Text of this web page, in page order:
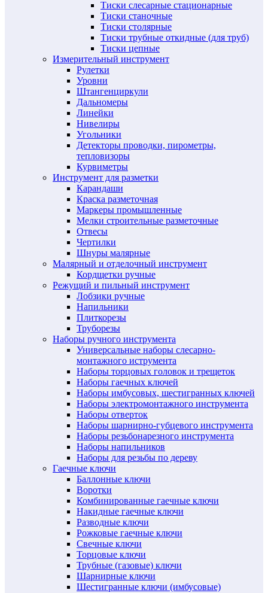
Тиски слесарные стационарные
Тиски станочные
Тиски столярные
Тиски трубные откидные (для труб)
Тиски цепные
Измерительный инструмент
Рулетки
Уровни
Штангенциркули
Дальномеры
Линейки
Нивелиры
Угольники
Детекторы проводки, пирометры,
тепловизоры
Курвиметры
Инструмент для разметки
Карандаши
Краска разметочная
Маркеры промышленные
Мелки строительные разметочные
Отвесы
Чертилки
Шнуры малярные
Малярный и отделочный инструмент
Кордщетки ручные
Режущий и пильный инструмент
Лобзики ручные
Напильники
Плиткорезы
Труборезы
Наборы ручного инструмента
Универсальные наборы слесарно-
монтажного иструмента
Наборы торцовых головок и трещеток
Наборы гаечных ключей
Наборы имбусовых, шестигранных ключей
Наборы электромонтажного инструмента
Наборы отверток
Наборы шарнирно-губцевого инструмента
Наборы резьбонарезного инструмента
Наборы напильников
Наборы для резьбы по дереву
Гаечные ключи
Баллонные ключи
Воротки
Комбинированные гаечные ключи
Накидные гаечные ключи
Разводные ключи
Рожковые гаечные ключи
Свечные ключи
Торцовые ключи
Трубные (газовые) ключи
Шарнирные ключи
Шестигранные ключи (имбусовые)